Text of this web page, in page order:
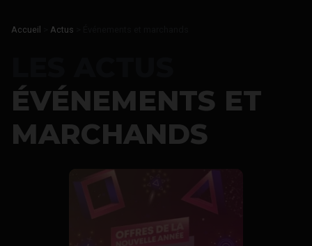
Accueil Actus
ÉVÉNEMENTS ET
MARCHANDS